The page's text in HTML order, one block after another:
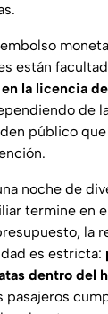
están
la licencia
de
público
noche de
termine en
la
es estricta:
dentro del